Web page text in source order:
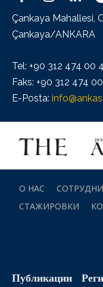
Çankaya Mahallesi,
Çankaya/ANKARA
Tel: +90 312 474 00
Faks: +90 312 474
E-Posta:
О НАС
СТАЖИРОВКИ
Публикации